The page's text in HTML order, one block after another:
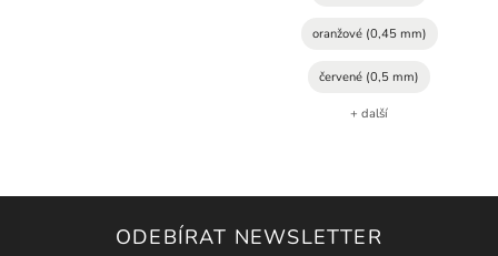
oranžové (0,45 mm)
červené (0,5 mm)
+ další
ODEBÍRAT NEWSLETTER